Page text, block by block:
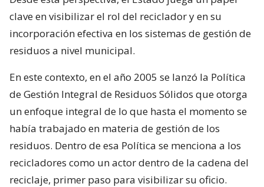
clave en visibilizar el rol del reciclador y en su
incorporación efectiva en los sistemas de gestión de
residuos a nivel municipal.
En este contexto, en el año 2005 se lanzó la Política
de Gestión Integral de Residuos Sólidos que otorga
un enfoque integral de lo que hasta el momento se
había trabajado en materia de gestión de los
residuos. Dentro de esa Política se menciona a los
recicladores como un actor dentro de la cadena del
reciclaje, primer paso para visibilizar su oficio.